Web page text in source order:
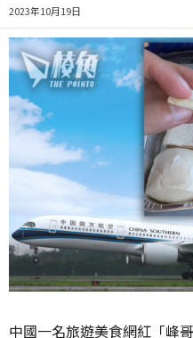
2023年10月19日
中國一名旅遊美食網紅「峰